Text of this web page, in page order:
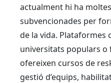
actualment hi ha
subvencionades per
de la vida. Plataformes
universitats populars
ofereixen cursos de
gestió d’equips,